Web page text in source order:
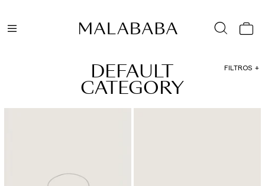
DEFAULT
CATEGORY
FILTROS